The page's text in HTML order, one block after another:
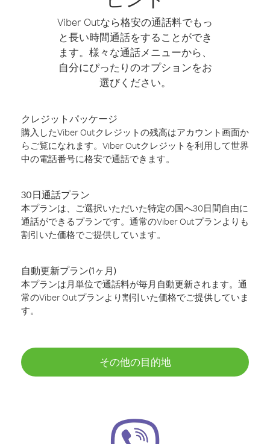
Viber Outなら格安の通話料でもっ
と長い時間通話をすることができ
ます。様々な通話メニューから、
自分にぴったりのオプションをお
選びください。
クレジットパッケージ
購入したViber Outクレジットの残高はアカウント画面か
らご覧になれます。Viber Outクレジットを利用して世界
中の電話番号に格安で通話できます。
30日通話プラン
本プランは、ご選択いただいた特定の国へ30日間自由に
通話ができるプランです。通常のViber Outプランよりも
割引いた価格でご提供しています。
自動更新プラン(1ヶ月)
本プランは月単位で通話料が毎月自動更新されます。通
常のViber Outプランより割引いた価格でご提供していま
す。
その他の目的地